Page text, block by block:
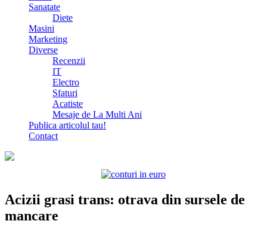
Sanatate
Diete
Masini
Marketing
Diverse
Recenzii
IT
Electro
Sfaturi
Acatiste
Mesaje de La Multi Ani
Publica articolul tau!
Contact
Acizii grasi trans: otrava din sursele de
mancare